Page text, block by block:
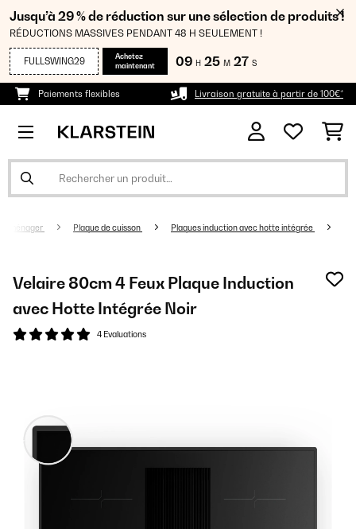
Jusqu’à 29 % de réduction sur une sélection de produits !
RÉDUCTIONS MASSIVES PENDANT 48 H SEULEMENT !
FULLSWING29
Achetez
maintenant
09 H 25 M 27 S
Paiements flexibles Livraison gratuite à partir de 100€*
Plaque de cuisson Plaques induction avec hotte intégrée
Velaire 80cm 4 Feux Plaque Induction
avec Hotte Intégrée​ Noir
4 Evaluations